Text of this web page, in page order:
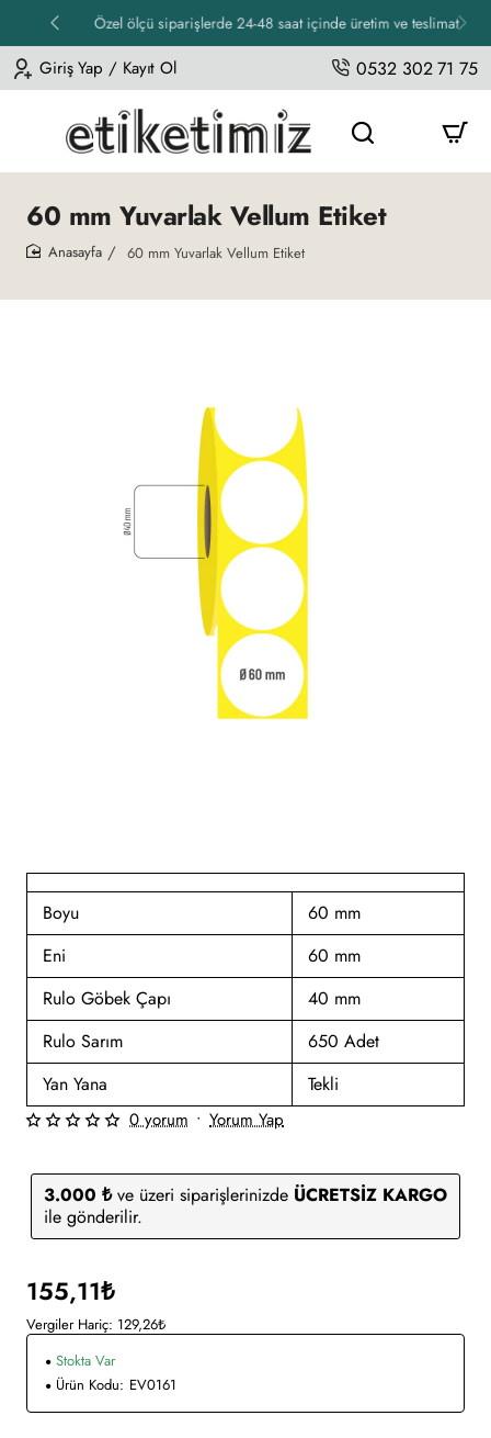
Özel ölçü siparişlerde 24-48 saat içinde üretim ve teslimat
Giriş Yap / Kayıt Ol 0532 302 71 75
60 mm Yuvarlak Vellum Etiket
60 mm Yuvarlak Vellum Etiket
Boyu
60 mm
Eni
60 mm
Rulo Göbek Çapı
40 mm
Rulo Sarım
650 Adet
Yan Yana
Tekli
3.000 ₺ve üzeri siparişlerinizde ÜCRETSİZ KARGO
ile gönderilir.
0 yorum • Yorum Yap
155,11₺
Vergiler Hariç: 129,26₺
Stokta Var
Ürün Kodu: EV0161